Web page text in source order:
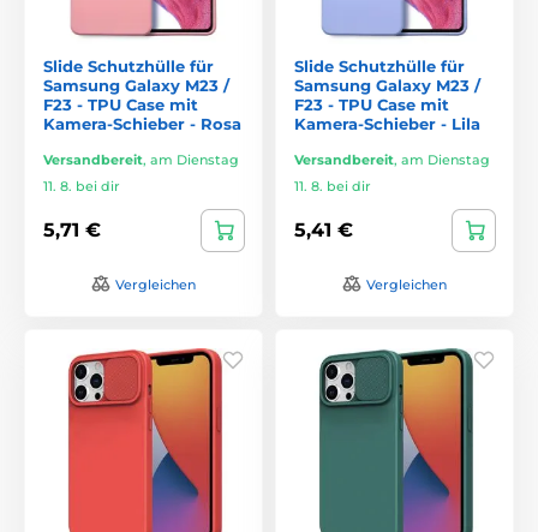
Slide Schutzhülle für
Samsung Galaxy M23 /
F23 - TPU Case mit
Kamera-Schieber - Rosa
Versandbereit, am Dienstag
11. 8. bei dir
5,71 €
Vergleichen
Slide Schutzhülle für
Samsung Galaxy M23 /
F23 - TPU Case mit
Kamera-Schieber - Lila
Versandbereit, am Dienstag
11. 8. bei dir
5,41 €
Vergleichen